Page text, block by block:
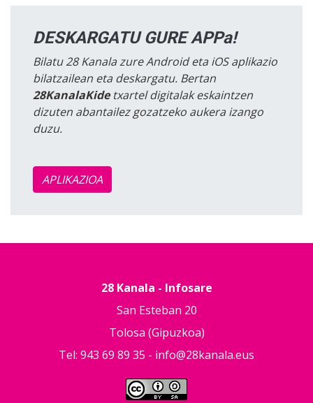
DESKARGATU GURE APPa!
Bilatu 28 Kanala zure Android eta iOS aplikazio
bilatzailean eta deskargatu. Bertan
28KanalaKidetxartel digitalak eskaintzen
dizuten abantailez gozatzeko aukera izango
duzu.
APLIKAZIOA
28 Kanala - Infosare
San Esteban 20
Tolosa (Gipuzkoa)
Tel: 943 69 89 35 - info@28kanala.eus